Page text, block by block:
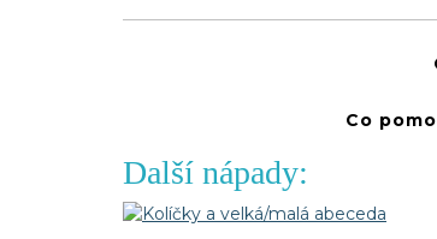
Co
Další nápady: